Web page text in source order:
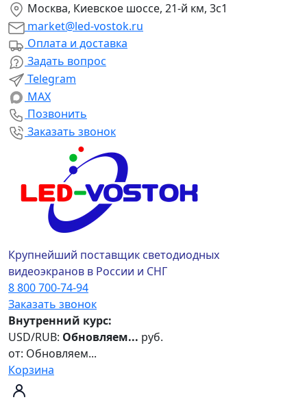
Москва, Киевское шоссе, 21-й км, 3с1
market@led-vostok.ru
Оплата и доставка
Задать вопрос
Telegram
MAX
Позвонить
Заказать звонок
Крупнейший поставщик светодиодных
видеоэкранов в России и СНГ
8 800 700-74-94
Заказать звонок
Внутренний курс:
USD/RUB: Обновляем... руб.
от: Обновляем...
Корзина